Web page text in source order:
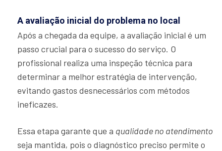
A avaliação inicial do problema no local
Após a chegada da equipe, a avaliação inicial é um
passo crucial para o sucesso do serviço. O
profissional realiza uma inspeção técnica para
determinar a melhor estratégia de intervenção,
evitando gastos desnecessários com métodos
ineficazes.
Essa etapa garante que a qualidade no atendimento
seja mantida, pois o diagnóstico preciso permite o